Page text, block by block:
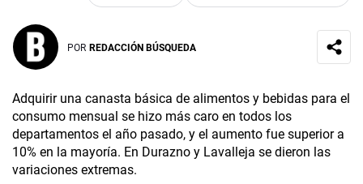
POR REDACCIÓN BÚSQUEDA
Adquirir una canasta básica de alimentos y bebidas para el
consumo mensual se hizo más caro en todos los
departamentos el año pasado, y el aumento fue superior a
10% en la mayoría. En Durazno y Lavalleja se dieron las
variaciones extremas.